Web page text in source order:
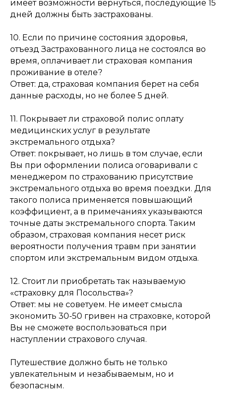
имеет возможности вернуться, последующие 15
дней должны быть застрахованы.
10. Если по причине состояния здоровья,
отъезд Застрахованного лица не состоялся во
время, оплачивает ли страховая компания
проживание в отеле?
Ответ: да, страховая компания берет на себя
данные расходы, но не более 5 дней.
11. Покрывает ли страховой полис оплату
медицинских услуг в результате
экстремального отдыха?
Ответ: покрывает, но лишь в том случае, если
Вы при оформлении полиса оговаривали с
менеджером по страхованию присутствие
экстремального отдыха во время поездки. Для
такого полиса применяется повышающий
коэффициент, а в примечаниях указываются
точные даты экстремального спорта. Таким
образом, страховая компания несет риск
вероятности получения травм при занятии
спортом или экстремальным видом отдыха.
12. Стоит ли приобретать так называемую
«страховку для Посольства»?
Ответ: мы не советуем. Не имеет смысла
экономить 30-50 гривен на страховке, которой
Вы не сможете воспользоваться при
наступлении страхового случая.
Путешествие должно быть не только
увлекательным и незабываемым, но и
безопасным.